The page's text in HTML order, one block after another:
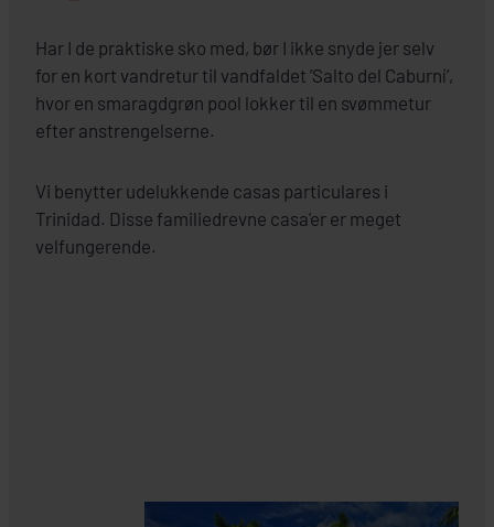
Har I de praktiske sko med, bør I ikke snyde jer selv
for en kort vandretur til vandfaldet ’Salto del Caburní’,
hvor en smaragdgrøn pool lokker til en svømmetur
efter anstrengelserne.
Vi benytter udelukkende casas particulares i
Trinidad. Disse familiedrevne casa'er er meget
velfungerende.